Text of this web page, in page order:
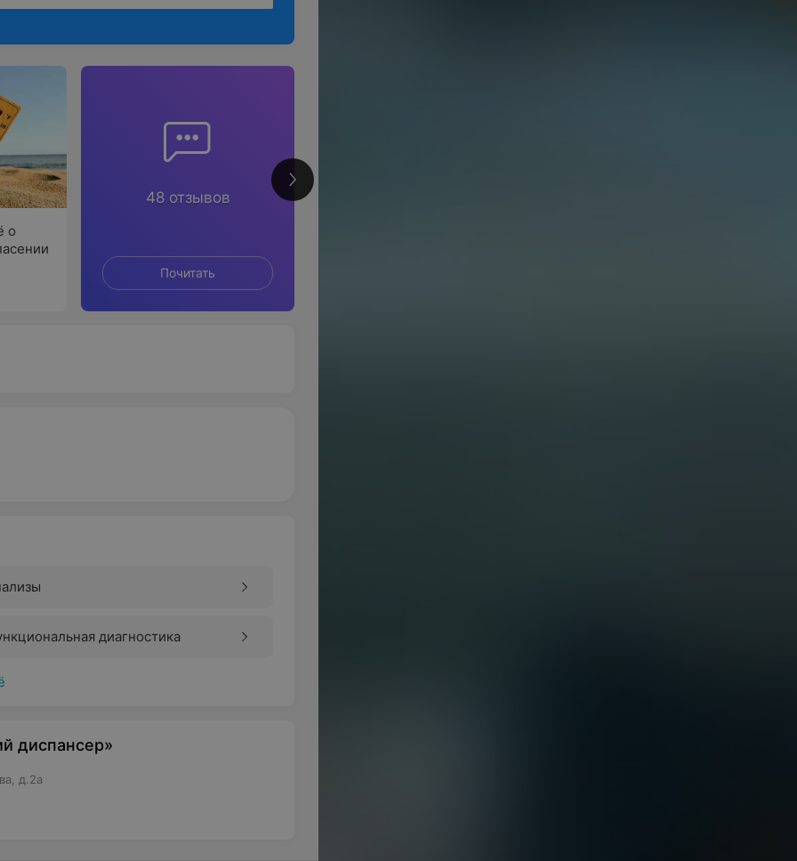
о
48 отзывов
Почитать
диагностика
диспансер»
д.2а